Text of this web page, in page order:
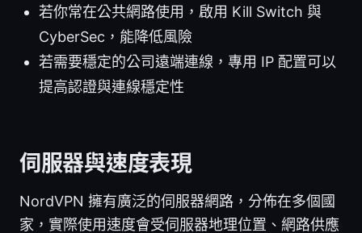
若你常在公共網路使用，啟用 Kill Switch 與
CyberSec，能降低風險
若需要穩定的公司遠端連線，專用 IP 配置可以
提高認證與連線穩定性
伺服器與速度表現
NordVPN 擁有廣泛的伺服器網路，分佈在多個國
家，實際使用速度會受伺服器地理位置、網路供應